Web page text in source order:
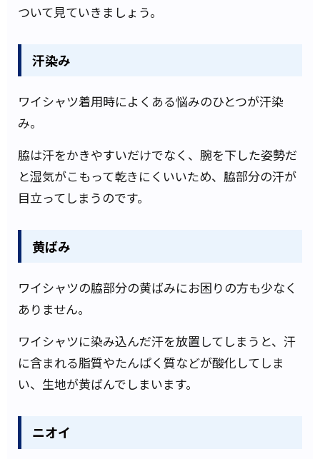
ついて見ていきましょう。
汗染み
ワイシャツ着用時によくある悩みのひとつが汗染
み。
脇は汗をかきやすいだけでなく、腕を下した姿勢だ
と湿気がこもって乾きにくいいため、脇部分の汗が
目立ってしまうのです。
黄ばみ
ワイシャツの脇部分の黄ばみにお困りの方も少なく
ありません。
ワイシャツに染み込んだ汗を放置してしまうと、汗
に含まれる脂質やたんぱく質などが酸化してしま
い、生地が黄ばんでしまいます。
ニオイ